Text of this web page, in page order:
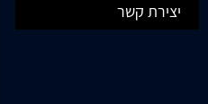
יצירת קשר